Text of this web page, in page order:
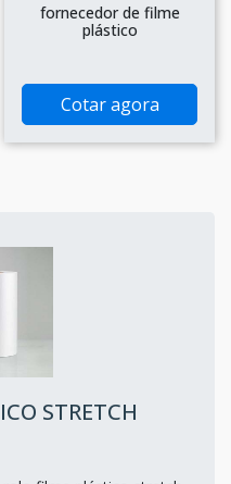
fornecedor de filme
plástico
Cotar agora
STRETCH